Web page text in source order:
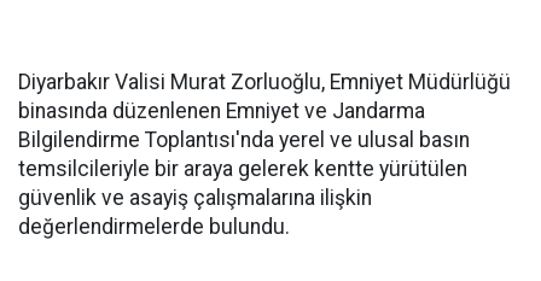
Diyarbakır Valisi Murat Zorluoğlu, Emniyet Müdürlüğü
binasında düzenlenen Emniyet ve Jandarma
Bilgilendirme Toplantısı'nda yerel ve ulusal basın
temsilcileriyle bir araya gelerek kentte yürütülen
güvenlik ve asayiş çalışmalarına ilişkin
değerlendirmelerde bulundu.